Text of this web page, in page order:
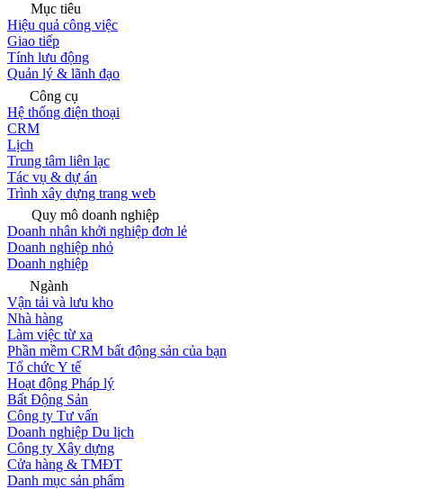
Mục tiêu
Hiệu quả công việc
Giao tiếp
Tính lưu động
Quản lý & lãnh đạo
Công cụ
Hệ thống điện thoại
CRM
Lịch
Trung tâm liên lạc
Tác vụ & dự án
Trình xây dựng trang web
Quy mô doanh nghiệp
Doanh nhân khởi nghiệp đơn lẻ
Doanh nghiệp nhỏ
Doanh nghiệp
Ngành
Vận tải và lưu kho
Nhà hàng
Làm việc từ xa
Phần mềm CRM bất động sản của bạn
Tổ chức Y tế
Hoạt động Pháp lý
Bất Động Sản
Công ty Tư vấn
Doanh nghiệp Du lịch
Công ty Xây dựng
Cửa hàng & TMĐT
Danh mục sản phẩm